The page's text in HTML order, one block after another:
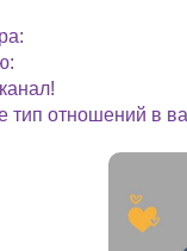
отношений в